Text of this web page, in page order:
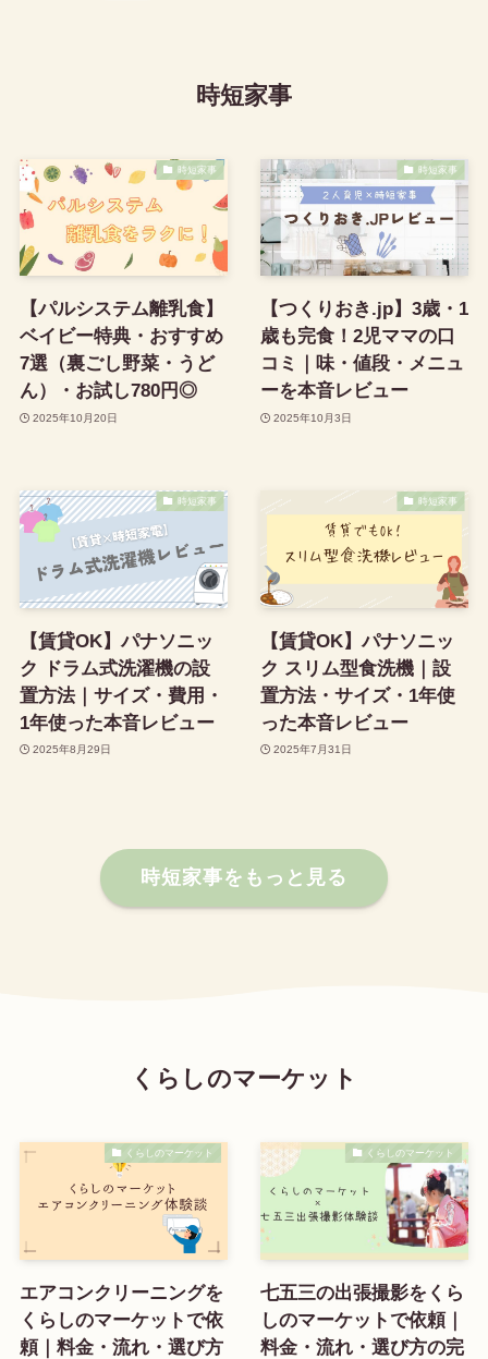
時短家事
時短家事
【パルシステム離乳食】
ベイビー特典・おすすめ
7選（裏ごし野菜・うど
ん）・お試し780円◎
2025年10月20日
時短家事
【つくりおき.jp】3歳・1
歳も完食！2児ママの口
コミ｜味・値段・メニュ
ーを本音レビュー
2025年10月3日
時短家事
【賃貸OK】パナソニッ
ク ドラム式洗濯機の設
置方法｜サイズ・費用・
1年使った本音レビュー
2025年8月29日
時短家事
【賃貸OK】パナソニッ
ク スリム型食洗機｜設
置方法・サイズ・1年使
った本音レビュー
2025年7月31日
時短家事をもっと見る
くらしのマーケット
くらしのマーケット
エアコンクリーニングを
くらしのマーケットで依
頼｜料金・流れ・選び方
くらしのマーケット
七五三の出張撮影をくら
しのマーケットで依頼｜
料金・流れ・選び方の完